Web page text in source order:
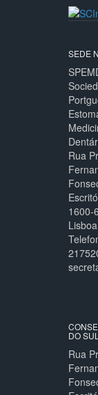
SEDE
Rua
1600-
Lisboa
DO SUL
Rua